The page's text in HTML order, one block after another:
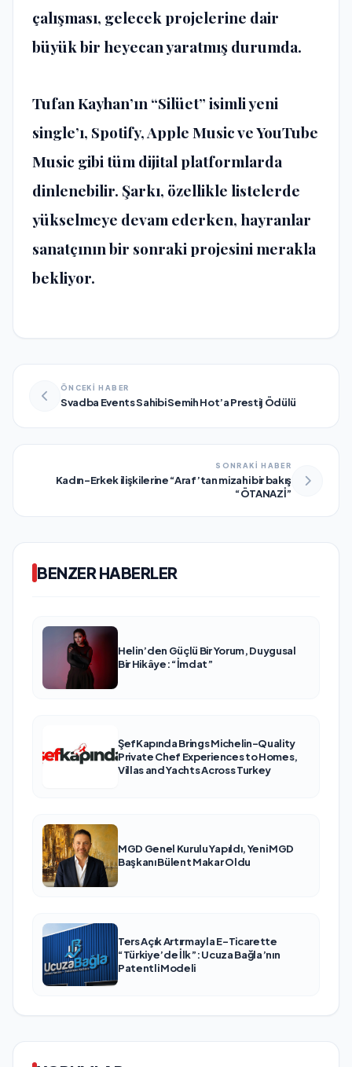
çalışması, gelecek projelerine dair
büyük bir heyecan yaratmış durumda.
Tufan Kayhan’ın “Silüet” isimli yeni
single’ı, Spotify, Apple Music ve YouTube
Music gibi tüm dijital platformlarda
dinlenebilir. Şarkı, özellikle listelerde
yükselmeye devam ederken, hayranlar
sanatçının bir sonraki projesini merakla
bekliyor.
ÖNCEKİ HABER
Svadba Events Sahibi Semih Hot’a Prestij Ödülü
SONRAKİ HABER
Kadın-Erkek ilişkilerine “Araf’tan mizahi bir bakış
“ÖTANAZİ”
BENZER HABERLER
Helin’den Güçlü Bir Yorum, Duygusal
Bir Hikâye: “İmdat”
ŞefKapında Brings Michelin-Quality
Private Chef Experiences to Homes,
Villas and Yachts Across Turkey
MGD Genel Kurulu Yapıldı, Yeni MGD
Başkanı Bülent Makar Oldu
Ters Açık Artırmayla E-Ticarette
“Türkiye’de İlk”: Ucuza Bağla’nın
Patentli Modeli